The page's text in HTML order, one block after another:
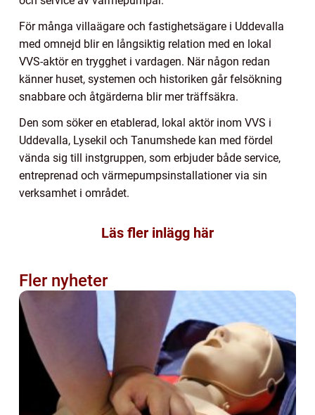
För många villaägare och fastighetsägare i Uddevalla
med omnejd blir en långsiktig relation med en lokal
VVS-aktör en trygghet i vardagen. När någon redan
känner huset, systemen och historiken går felsökning
snabbare och åtgärderna blir mer träffsäkra.
Den som söker en etablerad, lokal aktör inom VVS i
Uddevalla, Lysekil och Tanumshede kan med fördel
vända sig till instgruppen, som erbjuder både service,
entreprenad och värmepumpsinstallationer via sin
verksamhet i området.
Läs fler inlägg här
Fler nyheter